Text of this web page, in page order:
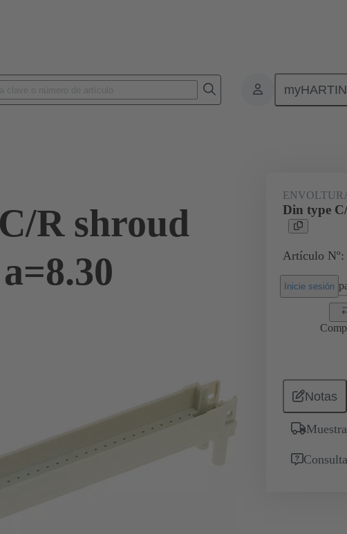
Conectores de placa a placa de
R shroud
Din type
Artículo Nº:
Inicie sesión
Notas